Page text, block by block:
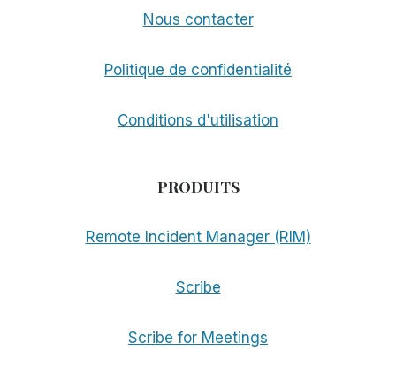
Nous contacter
Politique de confidentialité
Conditions d'utilisation
PRODUITS
Remote Incident Manager (RIM)
Scribe
Scribe for Meetings